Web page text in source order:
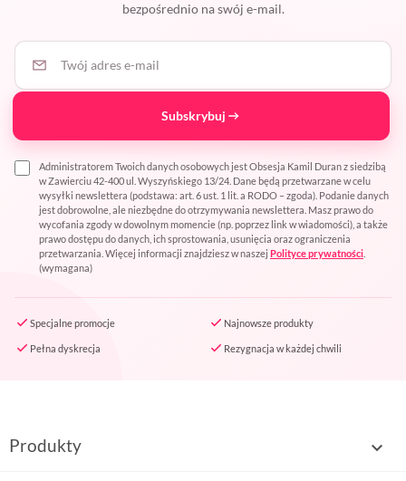
bezpośrednio na swój e-mail.
Twój adres e-mail
Subskrybuj
Administratorem Twoich danych osobowych jest Obsesja Kamil Duran z siedzibą
w Zawierciu 42-400 ul. Wyszyńskiego 13/24. Dane będą przetwarzane w celu
wysyłki newslettera (podstawa: art. 6 ust. 1 lit. a RODO – zgoda). Podanie danych
jest dobrowolne, ale niezbędne do otrzymywania newslettera. Masz prawo do
wycofania zgody w dowolnym momencie (np. poprzez link w wiadomości), a także
prawo dostępu do danych, ich sprostowania, usunięcia oraz ograniczenia
przetwarzania. Więcej informacji znajdziesz w naszej Polityce prywatności
(wymagana)
Specjalne promocje Najnowsze produkty
Pełna dyskrecja Rezygnacja w każdej chwili
Produkty 